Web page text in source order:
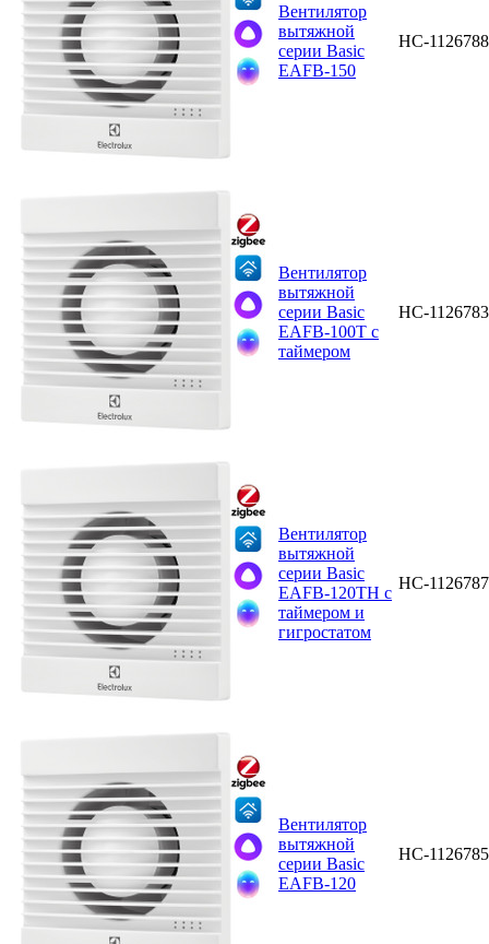
Вентилятор
вытяжной
серии Basic
EAFB-150
НС-1126788
Вентилятор
вытяжной
серии Basic
EAFB-100T с
таймером
НС-1126783
Вентилятор
вытяжной
серии Basic
EAFB-120TH с
таймером и
гигростатом
НС-1126787
Вентилятор
вытяжной
серии Basic
EAFB-120
НС-1126785